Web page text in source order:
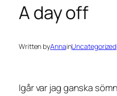
A day off
Written byAnnainUncategorized
Igår var jag ganska